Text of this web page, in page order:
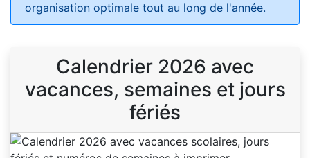
organisation optimale tout au long de l'année.
Calendrier 2026 avec
vacances, semaines et jours
fériés